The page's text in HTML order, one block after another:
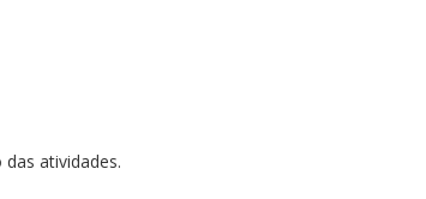
atividades.